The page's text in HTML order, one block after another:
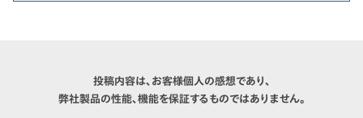
投稿内容は、お客様個人の感想であり、
弊社製品の性能、機能を保証するものではありません。